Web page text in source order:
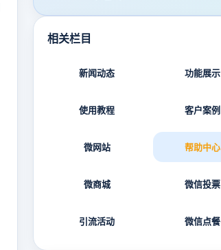
相关栏目
新闻动态 功能展示
使用教程 客户案例
微网站 帮助中心
微商城 微信投票
引流活动 微信点餐